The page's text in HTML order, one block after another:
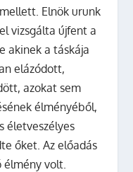
Elnök urunk
vizsgálta újfent a
akinek a táskája
elázódott,
azokat sem
élményéből,
életveszélyes
őket. Az előadás
volt.